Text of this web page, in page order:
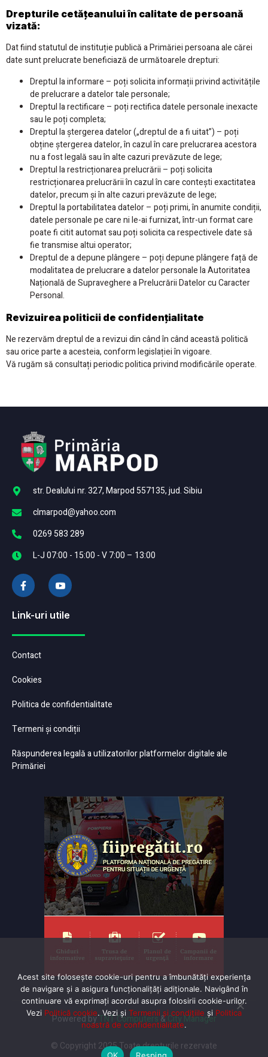
Drepturile cetățeanului în calitate de persoană
vizată:
Dat fiind statutul de instituție publică a Primăriei persoana ale cărei
date sunt prelucrate beneficiază de următoarele drepturi:
Dreptul la informare – poți solicita informații privind activitățile
de prelucrare a datelor tale personale;
Dreptul la rectificare – poți rectifica datele personale inexacte
sau le poți completa;
Dreptul la ștergerea datelor („dreptul de a fi uitat”) – poți
obține ștergerea datelor, în cazul în care prelucrarea acestora
nu a fost legală sau în alte cazuri prevăzute de lege;
Dreptul la restricționarea prelucrării – poți solicita
restricționarea prelucrării în cazul în care contești exactitatea
datelor, precum și în alte cazuri prevăzute de lege;
Dreptul la portabilitatea datelor – poți primi, în anumite condiții,
datele personale pe care ni le-ai furnizat, într-un format care
poate fi citit automat sau poți solicita ca respectivele date să
fie transmise altui operator;
Dreptul de a depune plângere – poți depune plângere față de
modalitatea de prelucrare a datelor personale la Autoritatea
Națională de Supraveghere a Prelucrării Datelor cu Caracter
Personal.
Revizuirea politicii de confidențialitate
Ne rezervăm dreptul de a revizui din când în când această politică
sau orice parte a acesteia, conform legislației în vigoare.
Vă rugăm să consultați periodic politica privind modificările operate.
str. Dealului nr. 327, Marpod 557135, jud. Sibiu
clmarpod@yahoo.com
0269 583 289
L-J 07:00 - 15:00 - V 7:00 – 13:00
Link-uri utile
Contact
Cookies
Politica de confidentialitate
Termeni și condiții
Răspunderea legală a utilizatorilor platformelor digitale ale
Primăriei
Powered byTNT Computers&City Manager
© Copyright 2025 Toate drepturile rezervate
Acest site folosește cookie-uri pentru a îmbunătăți experiența
de navigare și a asigura funcționalițăți adiționale. Navigând în
continuare vă exprimaţi acordul asupra folosirii cookie-urilor.
Vezi Politică cookie. Vezi și Termenii și condițiile și Politica
noastră de confidentialitate.
OK Resping